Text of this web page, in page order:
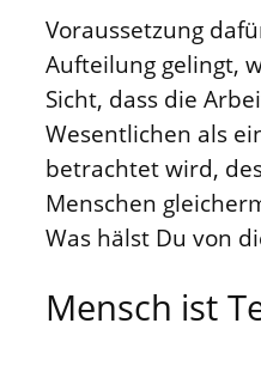
Voraussetzung
Aufteilung gelingt,
Sicht, dass die
Wesentlichen als
betrachtet wird,
Menschen
Was hälst Du von
Mensch ist